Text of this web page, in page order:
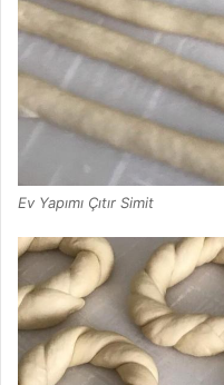
Ev Yapımı Çıtır Simit